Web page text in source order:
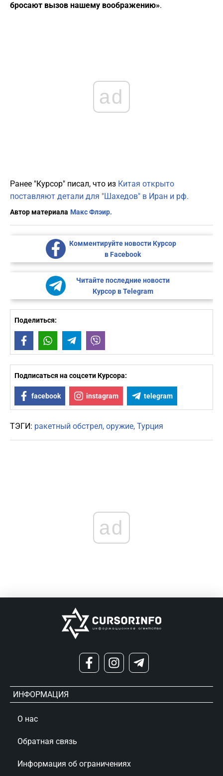
бросают вызов нашему воображению».
ad
Ранее "Курсор" писал, что из Китая открыто
поставляют детали для "Шахедов" в Иран и рф.
Автор материала Макс Флэир.
Комментируйте новости Курсор
в Facebook
Читайте последние новости
Курсор в Telegram
Поделиться:
FacebookWhatsAppTelegram
Подписаться на соцсети Курсора:
facebook instagram telegram
ТЭГИ: ракетный обстрел оружие Турция
ad
ИНФОРМАЦИЯ
О нас
Обратная связь
Информация об ограничениях